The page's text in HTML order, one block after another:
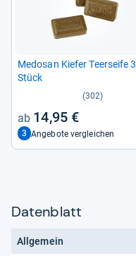
Medo­san Kie­fer Teer­seife 3
Stück
(302)
14,95 €
3 Angebote vergleichen
Datenblatt
Allgemein